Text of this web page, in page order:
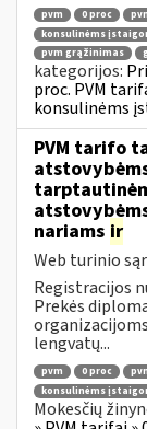
pvm 0 proc
konsulinėms
pvm grąžinimas
kategorijos:
proc. PVM
konsulinėms
PVM tarifo
nariams ir
Web turinio
Registracijos
Prekės
organizacijoms
lengvatų...
pvm 0 proc
konsulinėms
Mokesčių